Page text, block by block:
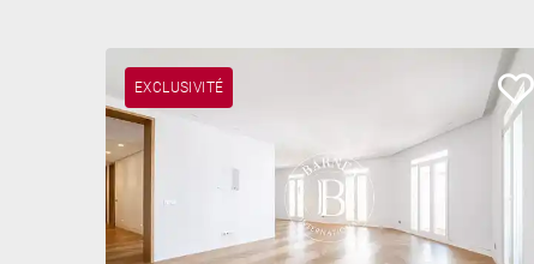
EXCLUSIVITÉ